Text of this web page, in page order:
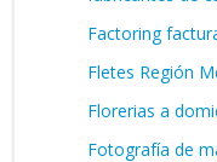
Factoring
Fletes Región
Florerias a
Fotografía de